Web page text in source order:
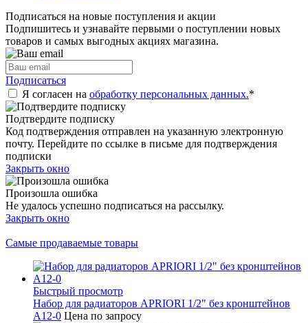
Подписаться на новые поступления и акции
Подпишитесь и узнавайте первыми о поступлении новых
товаров и самых выгодных акциях магазина.
Подписаться
Я согласен на обработку персональных данных.*
Подтвердите подписку
Код подтверждения отправлен на указанную электронную
почту. Перейдите по ссылке в письме для подтверждения
подписки
Закрыть окно
Произошла ошибка
Не удалось успешно подписаться на рассылку.
Закрыть окно
Самые продаваемые товары
Быстрый просмотр
Набор для радиаторов APRIORI 1/2" без кронштейнов
A12-0 Цена по запросу